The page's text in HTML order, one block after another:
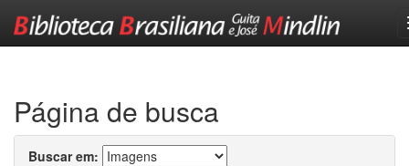
Página de busca
Buscar em: